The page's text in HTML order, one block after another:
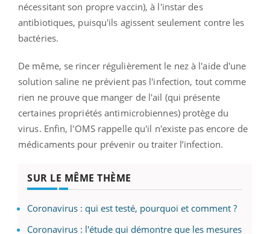
nécessitant son propre vaccin), à l'instar des
antibiotiques, puisqu'ils agissent seulement contre les
bactéries.
De même, se rincer régulièrement le nez à l'aide d'une
solution saline ne prévient pas l'infection, tout comme
rien ne prouve que manger de l'ail (qui présente
certaines propriétés antimicrobiennes) protège du
virus. Enfin, l'OMS rappelle qu'il n'existe pas encore de
médicaments pour prévenir ou traiter l’infection.
SUR LE MÊME THÈME
Coronavirus : qui est testé, pourquoi et comment ?
Coronavirus : l'étude qui démontre que les mesures